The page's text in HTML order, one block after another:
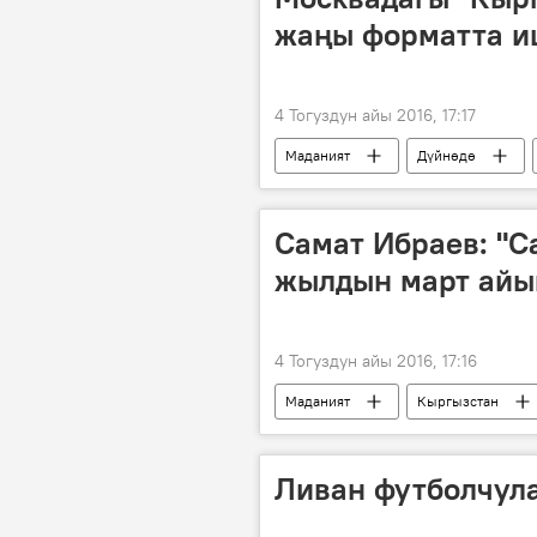
жаңы форматта
4 Тогуздун айы 2016, 17:17
Маданият Дүйнөдө
Кыргызстан
Россия
Самат Ибраев:
жылдын март
4 Тогуздун айы 2016, 17:16
Маданият Кыргызстан
Самат Ибраев
кино тасма
Ливан